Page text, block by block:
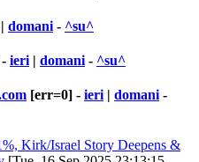
| domani - ^su^
ieri | domani - ^su^
[err=0] - ieri | domani -
Kirk/Israel Story Deepens &